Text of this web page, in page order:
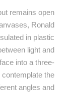
remains open
Ronald
in plastic
light and
into a three-
the
angles and